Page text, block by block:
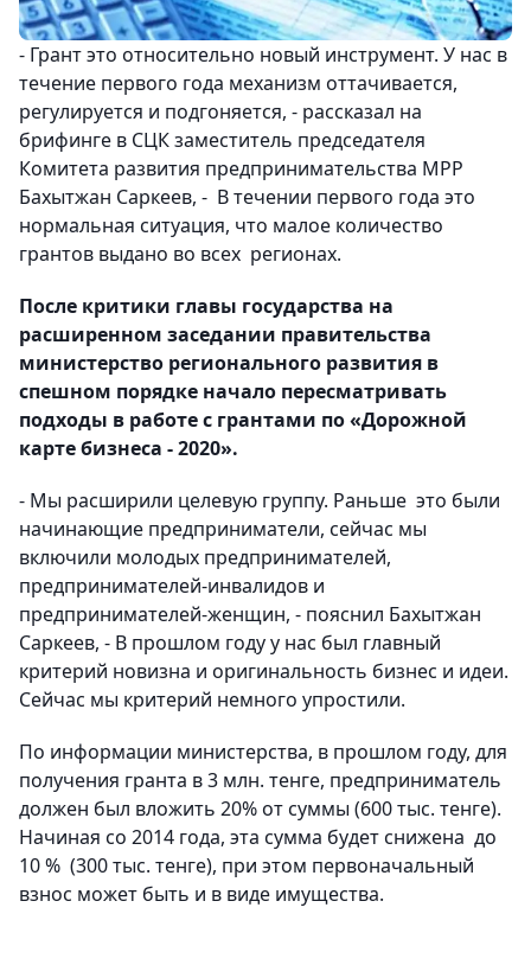
- Грант это относительно новый инструмент. У нас в
течение первого года механизм оттачивается,
регулируется и подгоняется, - рассказал на
брифинге в СЦК заместитель председателя
Комитета развития предпринимательства МРР
Бахытжан Саркеев, - В течении первого года это
нормальная ситуация, что малое количество
грантов выдано во всех регионах.
После критики главы государства на
расширенном заседании правительства
министерство регионального развития в
спешном порядке начало пересматривать
подходы в работе с грантами по «Дорожной
карте бизнеса - 2020».
- Мы расширили целевую группу. Раньше это были
начинающие предприниматели, сейчас мы
включили молодых предпринимателей,
предпринимателей-инвалидов и
предпринимателей-женщин, - пояснил Бахытжан
Саркеев, - В прошлом году у нас был главный
критерий новизна и оригинальность бизнес и идеи.
Сейчас мы критерий немного упростили.
По информации министерства, в прошлом году, для
получения гранта в 3 млн. тенге, предприниматель
должен был вложить 20% от суммы (600 тыс. тенге).
Начиная со 2014 года, эта сумма будет снижена до
10 % (300 тыс. тенге), при этом первоначальный
взнос может быть и в виде имущества.